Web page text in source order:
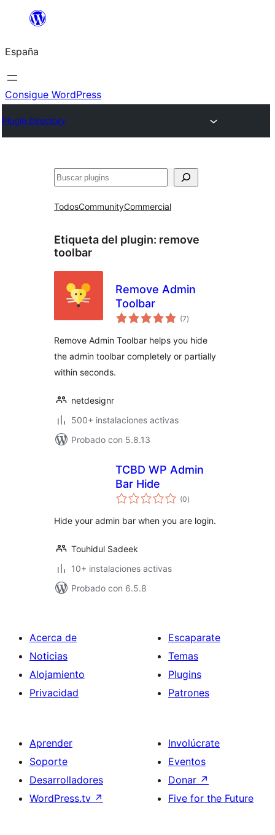
Saltar
contenido
España
Consigue WordPress
Plugin Directory
Buscar
TodosCommunityCommercial
Etiqueta del plugin: remove
toolbar
Remove Admin
Toolbar
(7valoraciones
en
)
Remove Admin Toolbar helps you hide
the admin toolbar completely or partially
within seconds.
netdesignr
500+ instalaciones activas
Probado con 5.8.13
TCBD WP Admin
Bar Hide
(0valoraciones
en
)
Hide your admin bar when you are login.
Touhidul Sadeek
10+ instalaciones activas
Probado con 6.5.8
Acerca de
Noticias
Alojamiento
Privacidad
Escaparate
Temas
Plugins
Patrones
Aprender
Soporte
Desarrolladores
WordPress.tv ↗
Involúcrate
Eventos
Donar ↗
Five for the Future